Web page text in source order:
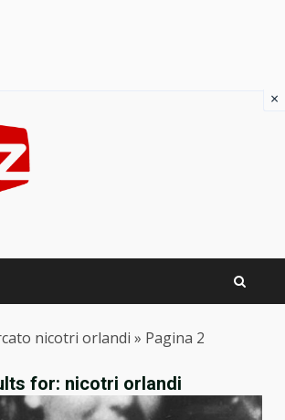
nicotri orlandi » Pagina 2
for: nicotri orlandi
×